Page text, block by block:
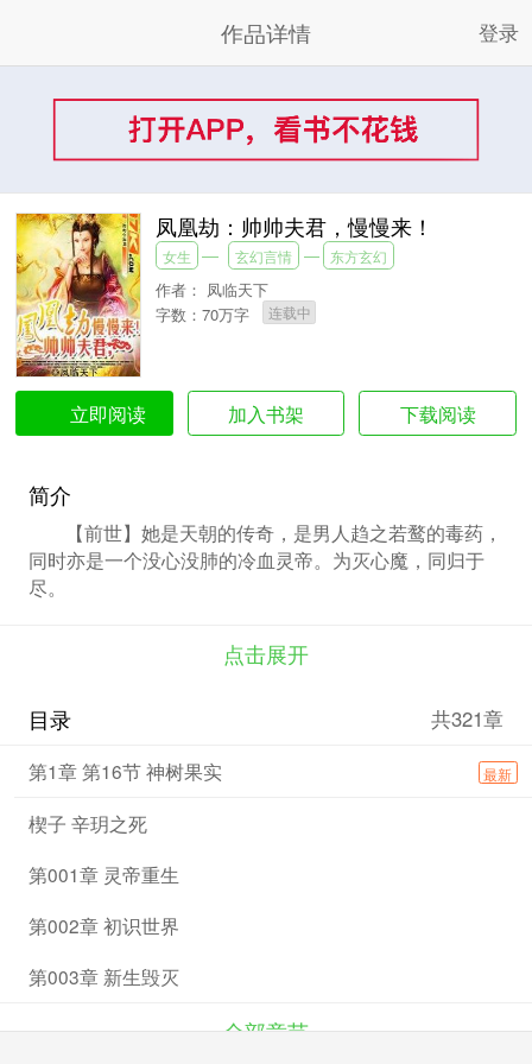
作品详情 登录
凤凰劫：帅帅夫君，慢慢来！
女生 玄幻言情 东方玄幻
作者： 凤临天下
字数：70万字
连载中
立即阅读 加入书架 下载阅读
简介
【前世】她是天朝的传奇，是男人趋之若鹜的毒药，
同时亦是一个没心没肺的冷血灵帝。为灭心魔，同归于
尽。
温柔男，柔情绽放，遨游天下。
影？帝王？仙？神？魔？在他/她眼里亦不过浮
【PS】这是一段腹黑正太的养成史，也是一篇小萝
一个崩坏的世界，加上一群群崩坏的异世者，火影世
有，走过路过千万别错过临的《凤凰劫之帅帅夫君慢慢
点击展开
目录 共321章
第1章 第16节 神树果实 最新
楔子 辛玥之死
第001章 灵帝重生
第002章 初识世界
第003章 新生毁灭
全部章节